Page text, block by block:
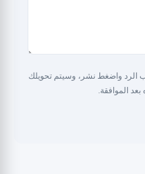
واضغط نشر، وسيتم تحويلك
الموافقة.